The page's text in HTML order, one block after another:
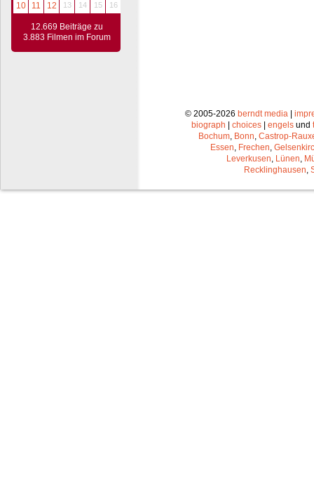
10
11 12 13 14 15 16
12.669 Beiträge zu
3.883 Filmen im Forum
© 2005-2026 berndt media|
biograph
choices engels und
Bochum, Bonn, Castrop-
Essen, Frechen,
Leverkusen, Lünen,
Recklinghausen,